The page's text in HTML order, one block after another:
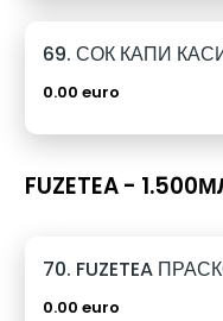
69. СОК КАПИ
0.00 euro
FUZETEA -
70. FUZETEA
0.00 euro